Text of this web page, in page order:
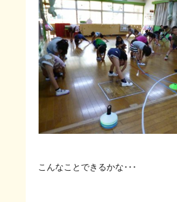
こんなことできるかな･･･